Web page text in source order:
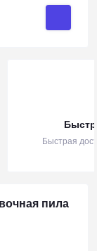
Быстрая
пила